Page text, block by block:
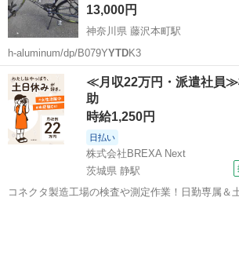
13,000円
神奈川県 藤沢本町駅
h-aluminum/dp/B079YYTDK3
神奈川 藤沢市 藤沢本町駅 ロードバイ
≪月収22万円・派遣社員≫
助
時給1,250円
日払い
株式会社BREXA Next
茨城県 静駅
コネクタ製造工場の検査や測定作業！日勤専属＆